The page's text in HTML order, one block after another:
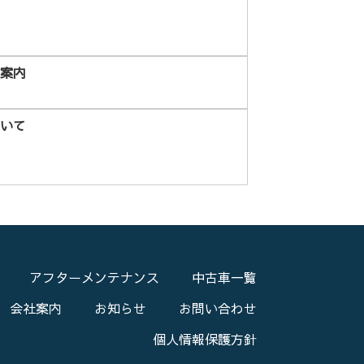
内
て
アフターメンテナンス
中古車一覧
会社案内 お知らせ
お問い合わせ
個人情報保護方針